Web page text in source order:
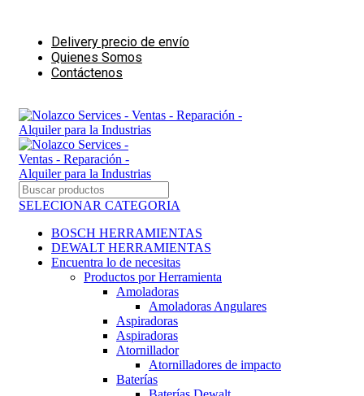
Delivery precio de envío
Quienes Somos
Contáctenos
SELECIONAR CATEGORIA
BOSCH HERRAMIENTAS
DEWALT HERRAMIENTAS
Encuentra lo de necesitas
Productos por Herramienta
Amoladoras
Amoladoras Angulares
Aspiradoras
Aspiradoras
Atornillador
Atornilladores de impacto
Baterías